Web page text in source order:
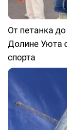
От петанка
Долине Уюта
спорта